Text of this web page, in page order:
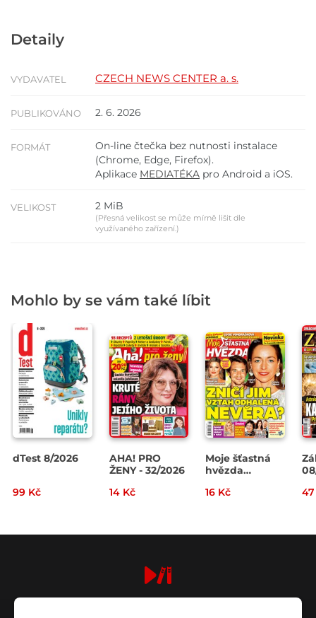
Detaily
VYDAVATEL CZECH NEWS CENTER a. s.
PUBLIKOVÁNO 2. 6. 2026
FORMÁT
On-line čtečka bez nutnosti instalace
(Chrome, Edge, Firefox).
Aplikace MEDIATÉKA pro Android a iOS.
VELIKOST 2 MiB
(Přesná velikost se může mírně lišit dle
využívaného zařízení.)
Mohlo by se vám také líbit
dTest 8/2026
99 Kč
AHA! PRO
ŽENY - 32/2026
14 Kč
Moje šťastná
hvězda
16 Kč